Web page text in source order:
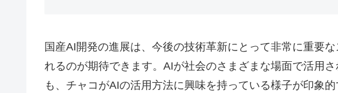
国産AI開発の進展は、今後の技術革新にとって非常に重要
れるのが期待できます。AIが社会のさまざまな場面で活用
も、チャコがAIの活用方法に興味を持っている様子が印象